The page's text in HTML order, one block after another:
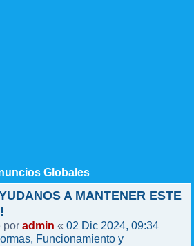
Globales
A MANTENER ESTE
por admin « 02 Dic 2024, 09:34
Funcionamiento y